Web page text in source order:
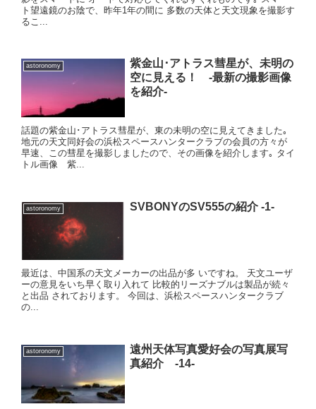
ト望遠鏡のお陰で、昨年1年の間に 多数の天体と天文現象を撮影す
るこ...
astoronomy
紫金山･アトラス彗星が、未明の
空に見える！ -最新の撮影画像
を紹介-
話題の紫金山･アトラス彗星が、東の未明の空に見えてきました｡
地元の天文同好会の浜松スペースハンタークラブの会員の方々が
早速、この彗星を撮影しましたので、その画像を紹介します｡ タイ
トル画像 紫...
astoronomy SVBONYのSV555の紹介 -1-
最近は、中国系の天文メーカーの出品が多 いですね。 天文ユーザ
ーの意見をいち早く取り入れて 比較的リーズナブルは製品が続々
と出品 されております。 今回は、浜松スペースハンタークラブ
の...
astoronomy
遠州天体写真愛好会の写真展写
真紹介 -14-